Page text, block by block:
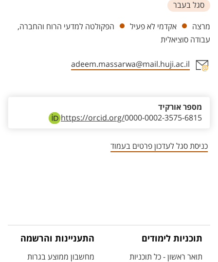
סגל בעבר
יחידות
מרצה אקדמי לא פעיל
הפקולטה למדעי הרוח והחברה,
עבודה סוציאלית
adeem.massarwa@mail.huji.ac.il
https://orcid.org/0000-0002-3575-6815
מספר אורקיד
כניסת סגל לעדכון פרטים בעמוד
תוכניות לימודים
תואר ראשון - כל תוכניות
התעניינות והרשמה
מחשבון ממוצע בגרות